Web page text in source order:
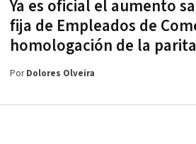
Ya es oficial el aumento
fija de Empleados de
homologación de la
PorDolores Olveira